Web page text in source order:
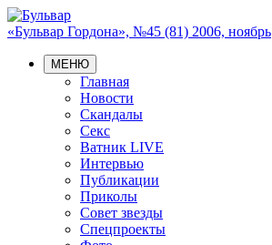
«Бульвар Гордона», №45 (81) 2006, ноябрь
МЕНЮ
Главная
Новости
Скандалы
Секс
Ватник LIVE
Интервью
Публикации
Приколы
Совет звезды
Спецпроекты